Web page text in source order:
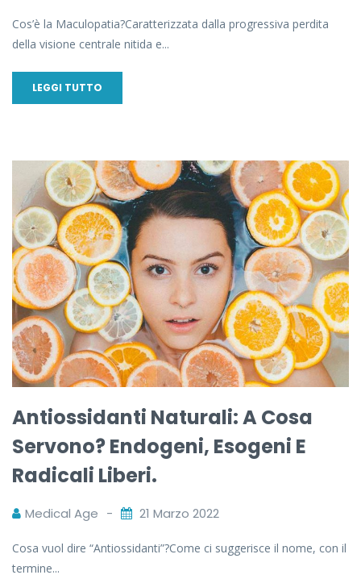
Cos’è la Maculopatia?Caratterizzata dalla progressiva perdita
della visione centrale nitida e...
LEGGI TUTTO
Antiossidanti Naturali: A Cosa
Servono? Endogeni, Esogeni E
Radicali Liberi.
Medical Age 21 Marzo 2022
Cosa vuol dire “Antiossidanti”?Come ci suggerisce il nome, con il
termine...